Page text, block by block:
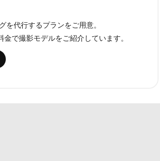
を代行するプランをご用意。
で撮影モデルをご紹介しています。